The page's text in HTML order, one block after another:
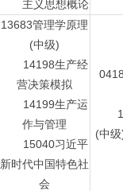
主义思想概论
13683管理学原理
(中级)
14198生产经
营决策模拟
14199生产运
作与管理
15040习近平
新时代中国特色社
会
(中